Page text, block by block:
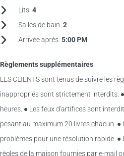
Lits: 4
Salles de bain: 2
Arrivée après: 5:00 PM
Règlements supplémentaires
LES CLIENTS sont tenus de suivre les
inappropriés sont strictement interdits.
heures. ● Les feux d'artifices sont
pesant au maximum 20 livres chacun.
problèmes pour une résolution rapide.
règles de la maison fournies par e-mail